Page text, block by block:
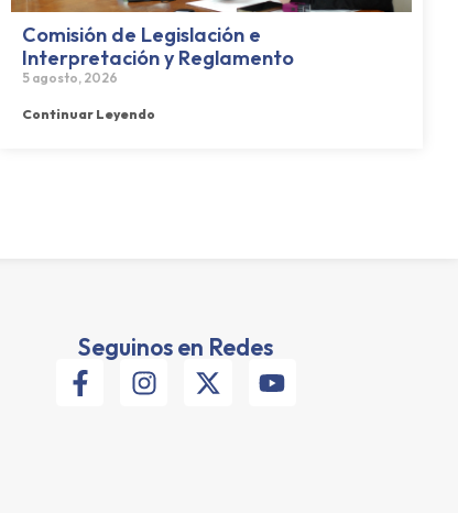
Comisión de Legislación e
Interpretación y Reglamento
5 agosto, 2026
Continuar Leyendo
Seguinos en Redes